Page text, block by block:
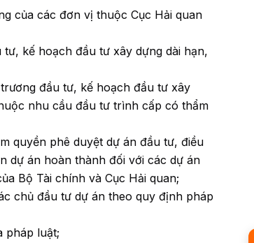
của các đơn vị thuộc Cục Hải quan
kế hoạch đầu tư xây dựng dài hạn,
đầu tư, kế hoạch đầu tư xây
nhu cầu đầu tư trình cấp có thẩm
quyền phê duyệt dự án đầu tư, điều
dự án hoàn thành đối với các dự án
Bộ Tài chính và Cục Hải quan;
chủ đầu tư dự án theo quy định pháp
pháp luật;